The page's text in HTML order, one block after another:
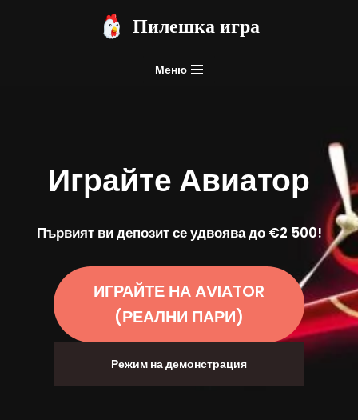
Пилешка игра
Меню
Играйте Авиатор
Първият ви депозит се удвоява до €2 500!
ИГРАЙТЕ НА AVIATOR
(РЕАЛНИ ПАРИ)
Режим на демонстрация